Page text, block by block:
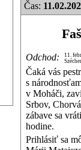
Čas:
Odchod:
11.
Čaká vás
s
v Moháči,
Srbov,
zábave sa
hodine.
Prihlásiť sa